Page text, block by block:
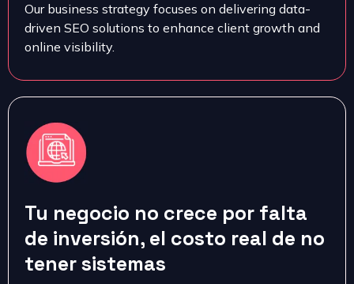
Our business strategy focuses on delivering data-
driven SEO solutions to enhance client growth and
online visibility.
Tu negocio no crece por falta
de inversión, el costo real de no
tener sistemas